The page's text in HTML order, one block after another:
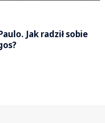
Jak radził sobie